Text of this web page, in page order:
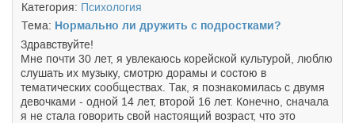
Категория: Психология
Тема: Нормально ли дружить с подростками?
Здравствуйте!
Мне почти 30 лет, я увлекаюсь корейской культурой, люблю
слушать их музыку, смотрю дорамы и состою в
тематических сообществах. Так, я познакомилась с двумя
девочками - одной 14 лет, второй 16 лет. Конечно, сначала
я не стала говорить свой настоящий возраст, что это